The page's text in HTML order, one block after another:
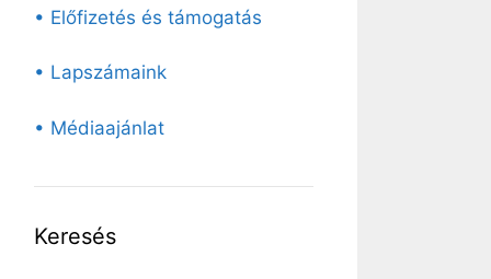
• Előfizetés és támogatás
• Lapszámaink
• Médiaajánlat
Keresés